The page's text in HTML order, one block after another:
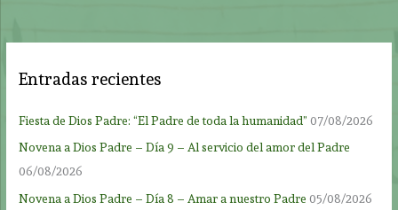
Entradas recientes
Fiesta de Dios Padre: “El Padre de toda la humanidad” 07/08/2026
Novena a Dios Padre – Día 9 – Al servicio del amor del Padre
06/08/2026
Novena a Dios Padre – Día 8 – Amar a nuestro Padre 05/08/2026